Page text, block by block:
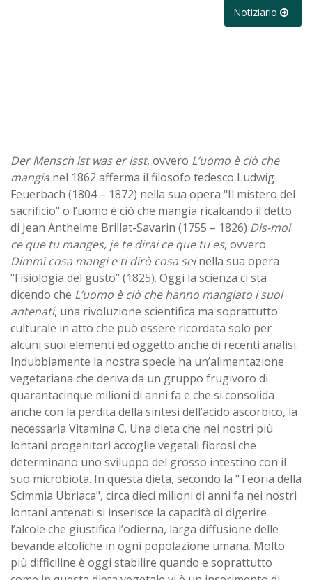
Notiziario
Der Mensch ist was er isst, ovvero L’uomo è ciò che
mangia nel 1862 afferma il filosofo tedesco Ludwig
Feuerbach (1804 – 1872) nella sua opera "Il mistero del
sacrificio" o l’uomo è ciò che mangia ricalcando il detto
di Jean Anthelme Brillat-Savarin (1755 – 1826) Dis-moi
ce que tu manges, je te dirai ce que tu es, ovvero
Dimmi cosa mangi e ti dirò cosa seinella sua opera
"Fisiologia del gusto" (1825). Oggi la scienza ci sta
dicendo che L’uomo è ciò che hanno mangiato i suoi
antenati, una rivoluzione scientifica ma soprattutto
culturale in atto che può essere ricordata solo per
alcuni suoi elementi ed oggetto anche di recenti analisi.
Indubbiamente la nostra specie ha un’alimentazione
vegetariana che deriva da un gruppo frugivoro di
quarantacinque milioni di anni fa e che si consolida
anche con la perdita della sintesi dell’acido ascorbico, la
necessaria Vitamina C. Una dieta che nei nostri più
lontani progenitori accoglie vegetali fibrosi che
determinano uno sviluppo del grosso intestino con il
suo microbiota. In questa dieta, secondo la "Teoria della
Scimmia Ubriaca", circa dieci milioni di anni fa nei nostri
lontani antenati si inserisce la capacità di digerire
l’alcole che giustifica l’odierna, larga diffusione delle
bevande alcoliche in ogni popolazione umana. Molto
più difficiline è oggi stabilire quando e soprattutto